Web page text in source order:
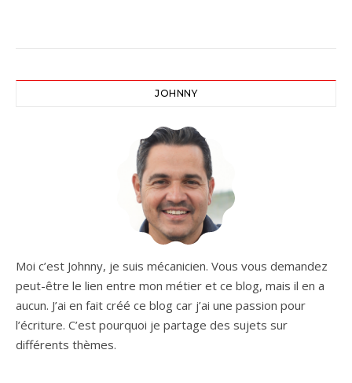
JOHNNY
Moi c’est Johnny, je suis mécanicien. Vous vous demandez
peut-être le lien entre mon métier et ce blog, mais il en a
aucun. J’ai en fait créé ce blog car j’ai une passion pour
l’écriture. C’est pourquoi je partage des sujets sur
différents thèmes.